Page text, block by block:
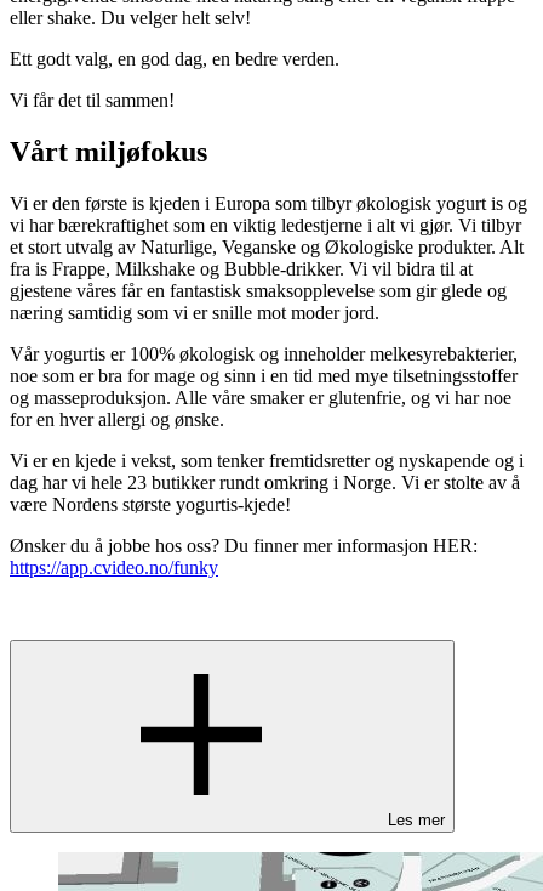
eller shake. Du velger helt selv!
Ett godt valg, en god dag, en bedre verden.
Vi får det til sammen!
Vårt miljøfokus
Vi er den første is kjeden i Europa som tilbyr økologisk yogurt is og
vi har bærekraftighet som en viktig ledestjerne i alt vi gjør. Vi tilbyr
et stort utvalg av Naturlige, Veganske og Økologiske produkter. Alt
fra is Frappe, Milkshake og Bubble-drikker. Vi vil bidra til at
gjestene våres får en fantastisk smaksopplevelse som gir glede og
næring samtidig som vi er snille mot moder jord.
Vår yogurtis er 100% økologisk og inneholder melkesyrebakterier,
noe som er bra for mage og sinn i en tid med mye tilsetningsstoffer
og masseproduksjon. Alle våre smaker er glutenfrie, og vi har noe
for en hver allergi og ønske.
Vi er en kjede i vekst, som tenker fremtidsretter og nyskapende og i
dag har vi hele 23 butikker rundt omkring i Norge. Vi er stolte av å
være Nordens største yogurtis-kjede!
Ønsker du å jobbe hos oss? Du finner mer informasjon HER:
https://app.cvideo.no/funky
Les mer